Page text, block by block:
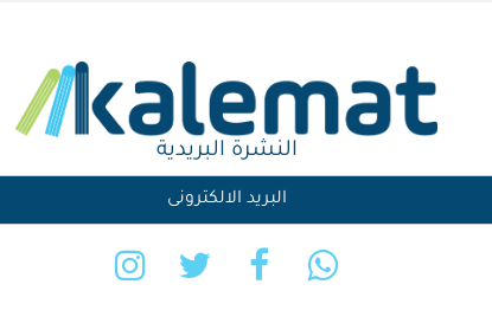
النشرة البريدية